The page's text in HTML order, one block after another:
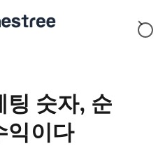
팅 숫자, 순
익이다